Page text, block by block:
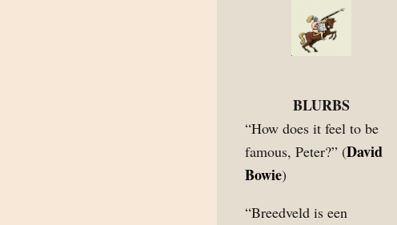
BLURBS
“How does it feel to be
famous, Peter?” (David
Bowie)
“Breedveld is een